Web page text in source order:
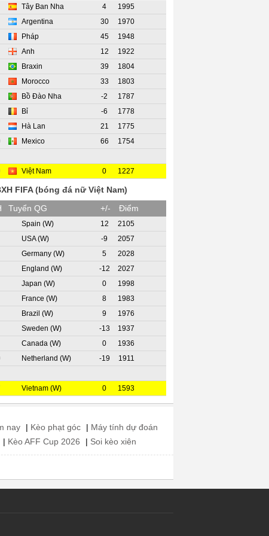
Tây Ban Nha 4
1995
Argentina 30
1970
Pháp 45
1948
Anh 12
1922
Braxin 39
1804
Morocco 33
1803
Bồ Đào Nha -2
1787
Bỉ -6
1778
Hà Lan 21
1775
Mexico 66 1754
Việt Nam 0 1227
FIFA (bóng đá nữ Việt Nam)
Tuyển QG +/- Điểm
Spain (W) 12
2105
USA (W) -9
2057
Germany (W) 5
2028
England (W) -12
2027
Japan (W) 0
1998
France (W) 8
1983
Brazil (W) 9
1976
Sweden (W) -13
1937
Canada (W) 0
1936
Netherland (W) -19 1911
Vietnam (W) 0 1593
nay | Kèo phạt góc | Máy tính dự đoán
| Kèo AFF Cup 2026 | Soi kèo xiên